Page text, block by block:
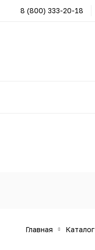
8 (800) 333-20-18
главная каталог